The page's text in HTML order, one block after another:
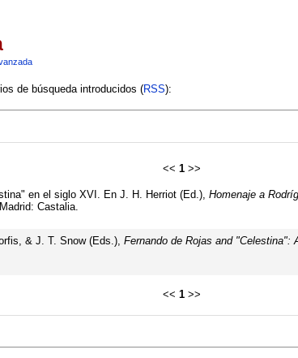
de búsqueda introducidos (RSS):
<< 1>>
en el siglo XVI. En J. H. Herriot (Ed.), Homenaje a
Castalia.
& J. T. Snow (Eds.), Fernando de Rojas and "Celestina":
<< 1>>